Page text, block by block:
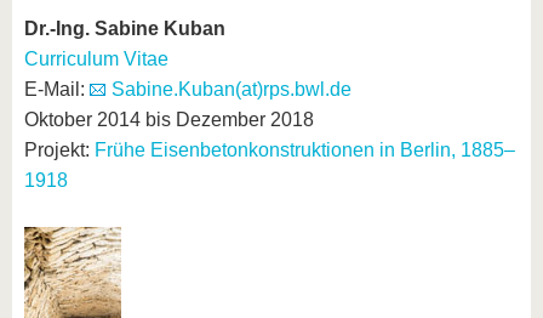
Dr.-Ing. Sabine Kuban
Curriculum Vitae
E-Mail:
Sabine.Kuban(at)rps.bwl.de
Oktober 2014 bis Dezember 2018
Projekt: Frühe Eisenbetonkonstruktionen in Berlin, 1885–
1918